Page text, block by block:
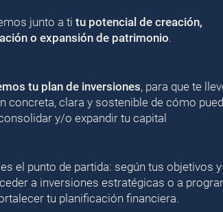
junto a titu potencial de creación,
o expansión de patrimonio.
tu plan de inversiones, para que te
concreta, clara y sostenible de cómo
y/o expandir tu capital
el punto de partida: según tus objetivos
a inversiones estratégicas o a
tu planificación financiera.